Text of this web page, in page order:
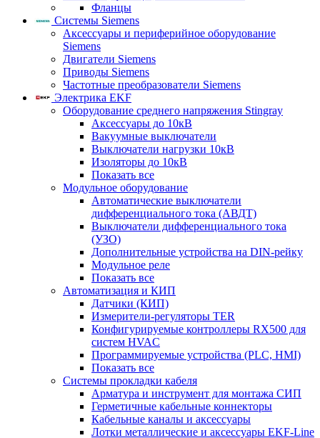
Фланцы
Системы Siemens
Аксессуары и периферийное оборудование
Siemens
Двигатели Siemens
Приводы Siemens
Частотные преобразователи Siemens
Электрика EKF
Оборудование среднего напряжения Stingray
Аксессуары до 10кВ
Вакуумные выключатели
Выключатели нагрузки 10кВ
Изоляторы до 10кВ
Показать все
Модульное оборудование
Автоматические выключатели
дифференциального тока (АВДТ)
Выключатели дифференциального тока
(УЗО)
Дополнительные устройства на DIN-рейку
Модульное реле
Показать все
Автоматизация и КИП
Датчики (КИП)
Измерители-регуляторы TER
Конфигурируемые контроллеры RX500 для
систем HVAC
Программируемые устройства (PLC, HMI)
Показать все
Системы прокладки кабеля
Арматура и инструмент для монтажа СИП
Герметичные кабельные коннекторы
Кабельные каналы и аксессуары
Лотки металлические и аксессуары EKF-Line